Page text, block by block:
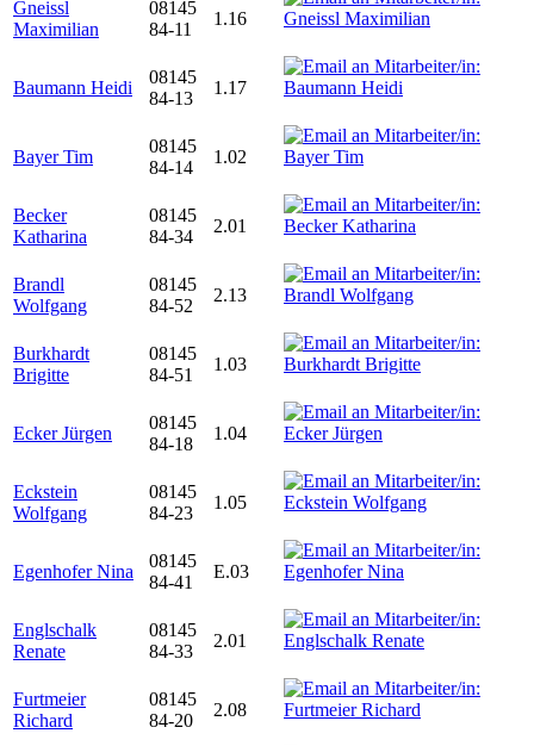
Gneissl
Maximilian
08145
84-11
1.16
Baumann Heidi
08145
84-13
1.17
Bayer Tim
08145
84-14
1.02
Becker
Katharina
08145
84-34
2.01
Brandl
Wolfgang
08145
84-52
2.13
Burkhardt
Brigitte
08145
84-51
1.03
Ecker Jürgen
08145
84-18
1.04
Eckstein
Wolfgang
08145
84-23
1.05
Egenhofer Nina
08145
84-41
E.03
Englschalk
Renate
08145
84-33
2.01
Furtmeier
Richard
08145
84-20
2.08